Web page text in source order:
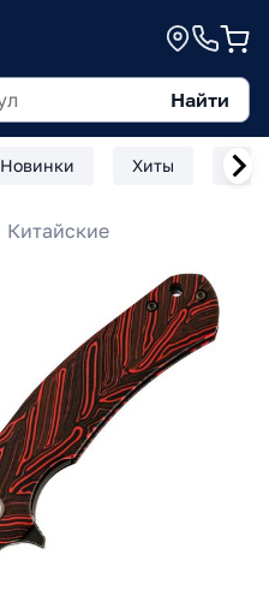
Найти
Новинки Хиты
Китайские